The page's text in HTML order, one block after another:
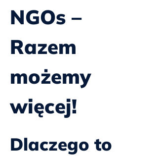
NGOs –
Razem
możemy
więcej!
Dlaczego to